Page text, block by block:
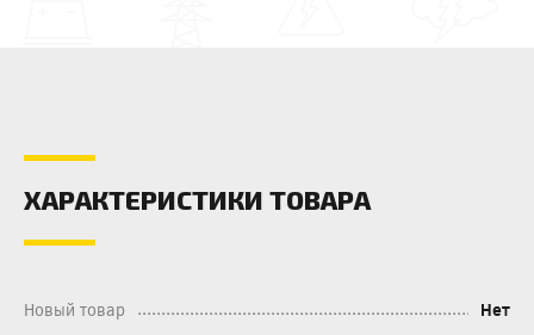
ХАРАКТЕРИСТИКИ ТОВАРА
Новый товар Нет